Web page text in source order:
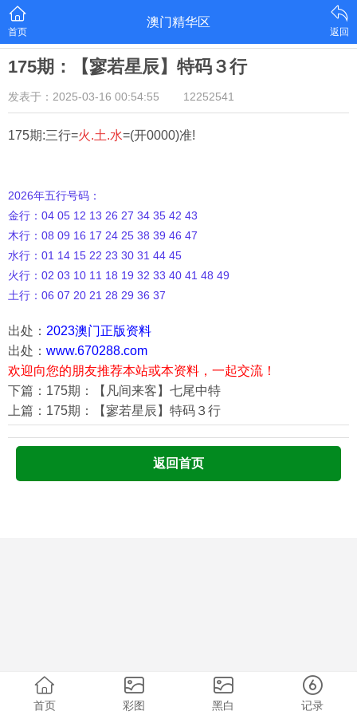
首页
澳门精华区
返回
175期：【寥若星辰】特码３行
发表于：2025-03-16 00:54:55 12252541
175期:三行=火.土.水=(开0000)准!
2026年五行号码：
金行：04 05 12 13 26 27 34 35 42 43
木行：08 09 16 17 24 25 38 39 46 47
水行：01 14 15 22 23 30 31 44 45
火行：02 03 10 11 18 19 32 33 40 41 48 49
土行：06 07 20 21 28 29 36 37
出处： 2023澳门正版资料
出处： www.670288.com
欢迎向您的朋友推荐本站或本资料，一起交流！
下篇：175期：【凡间来客】七尾中特
上篇：175期：【寥若星辰】特码３行
返回首页
首页 彩图 黑白 记录